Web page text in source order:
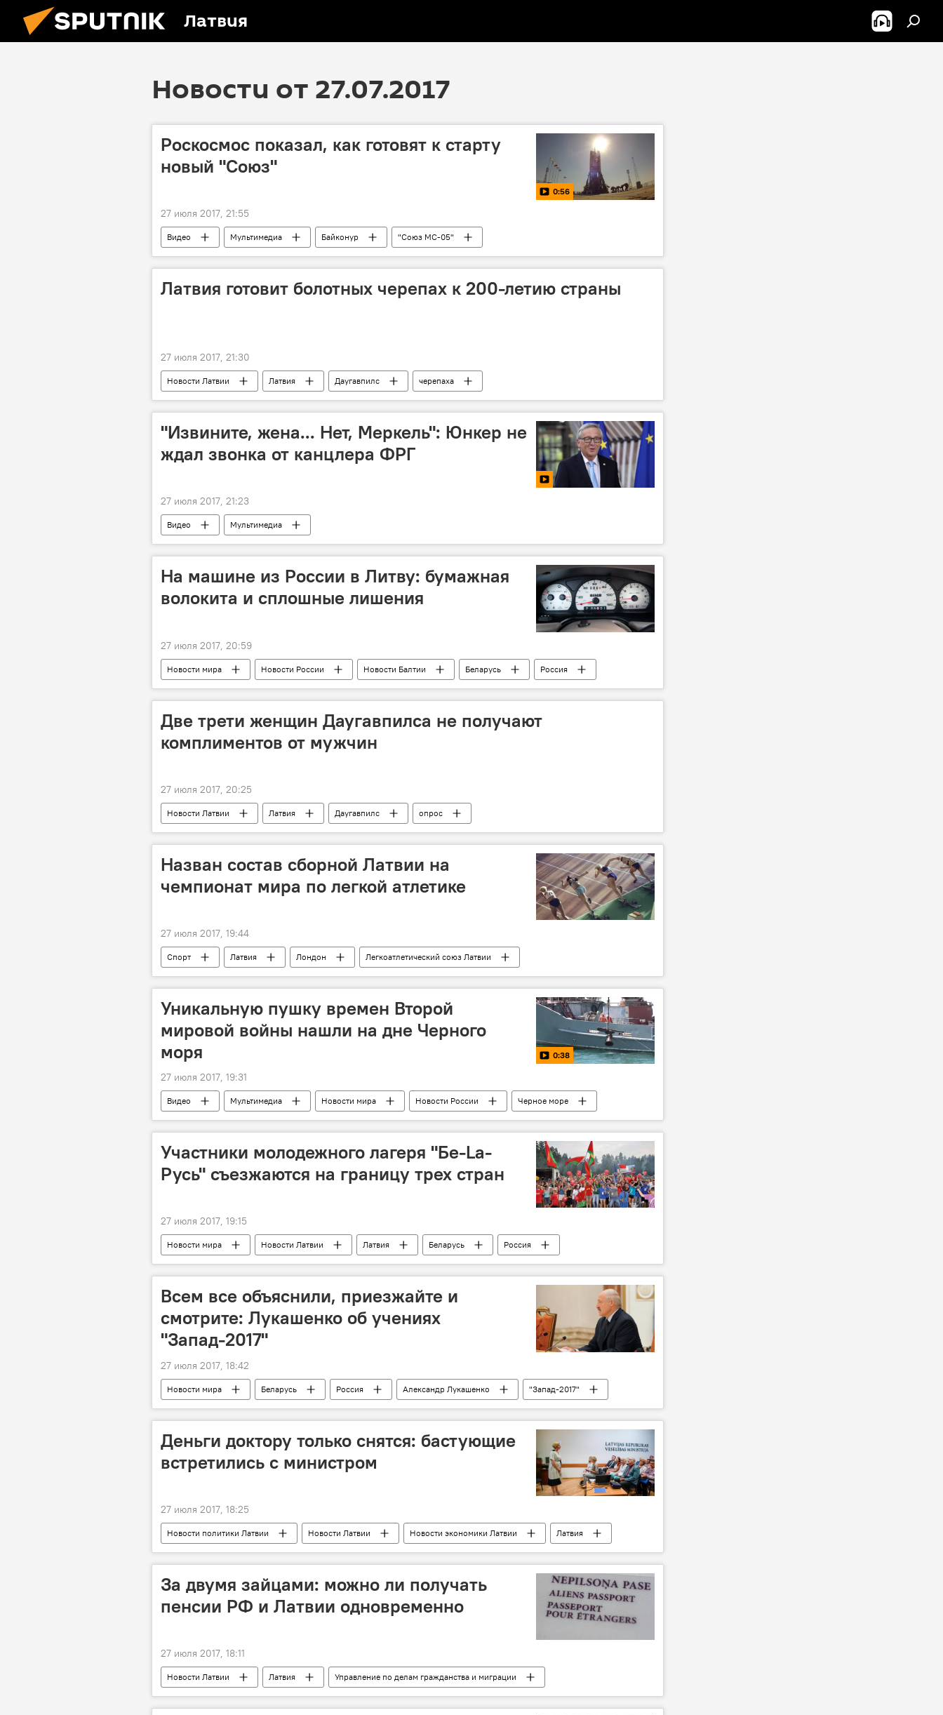
Латвия
Новости от 27.07.2017
Роскосмос показал, как готовят к старту
новый "Союз"
0:56
27 июля 2017, 21:55
Видео Мультимедиа Байконур "Союз МС-05"
Латвия готовит болотных черепах к 200-летию страны
27 июля 2017, 21:30
Новости Латвии Латвия Даугавпилс черепаха
"Извините, жена... Нет, Меркель": Юнкер не
ждал звонка от канцлера ФРГ
27 июля 2017, 21:23
Видео Мультимедиа
На машине из России в Литву: бумажная
волокита и сплошные лишения
27 июля 2017, 20:59
Новости мира Новости России Новости Балтии Беларусь
Россия
Литва
Две трети женщин Даугавпилса не получают
комплиментов от мужчин
27 июля 2017, 20:25
Новости Латвии Латвия Даугавпилс
опрос
Восьмое марта в Латвии и мире
Назван состав сборной Латвии на
чемпионат мира по легкой атлетике
27 июля 2017, 19:44
Спорт Латвия Лондон Легкоатлетический союз Латвии
Уникальную пушку времен Второй
мировой войны нашли на дне Черного
моря
0:38
27 июля 2017, 19:31
Видео Мультимедиа Новости мира Новости России Черное море
Участники молодежного лагеря "Бе-La-
Русь" съезжаются на границу трех стран
27 июля 2017, 19:15
Новости мира Новости Латвии Латвия Беларусь
Россия
"Бе-Lа-Русь"
Всем все объяснили, приезжайте и
смотрите: Лукашенко об учениях
"Запад-2017"
27 июля 2017, 18:42
Новости мира Беларусь Россия Александр Лукашенко "Запад-2017"
Деньги доктору только снятся: бастующие
встретились с министром
27 июля 2017, 18:25
Новости политики Латвии Новости Латвии Новости экономики Латвии
Латвия
Анда Чакша
Наболело
За двумя зайцами: можно ли получать
пенсии РФ и Латвии одновременно
27 июля 2017, 18:11
Новости Латвии Латвия
Управление по делам гражданства и миграции
гражданство
неграждане
Негражданская оборона